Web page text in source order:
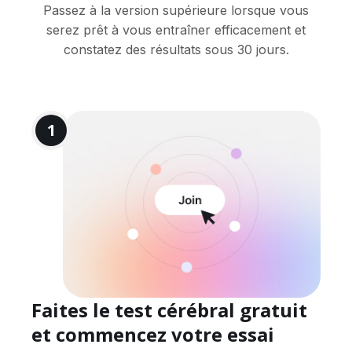
Passez à la version supérieure lorsque vous
serez prêt à vous entraîner efficacement et
constatez des résultats sous 30 jours.
1
Faites le test cérébral gratuit
et commencez votre essai